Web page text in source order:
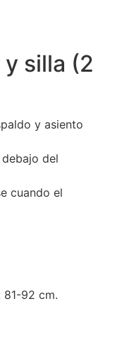
silla (2
y asiento
del
cuando el
81-92 cm.